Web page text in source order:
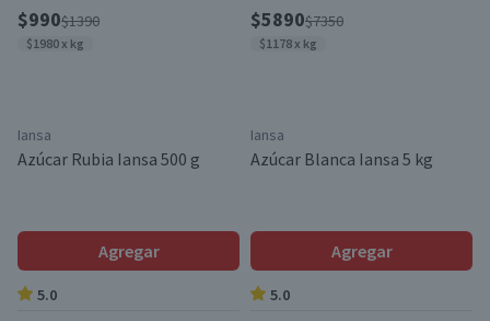
$990$1390
$1980 x kg
Iansa
Azúcar Rubia Iansa 500 g
Agregar
5.0
$5890$7350
$1178 x kg
Iansa
Azúcar Blanca Iansa 5 kg
Agregar
5.0